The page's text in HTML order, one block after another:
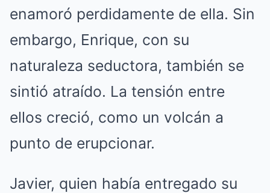
enamoró perdidamente de ella. Sin
embargo, Enrique, con su
naturaleza seductora, también se
sintió atraído. La tensión entre
ellos creció, como un volcán a
punto de erupcionar.
Javier, quien había entregado su